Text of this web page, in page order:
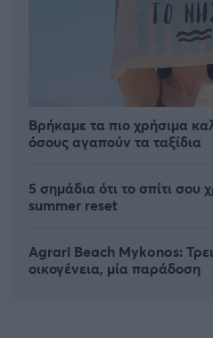
Βρήκαμε τα πιο χρήσιμα
όσους αγαπούν τα ταξίδια
5 σημάδια ότι το σπίτι σου
summer reset
Agrari Beach Mykonos:
οικογένεια, μία παράδοση